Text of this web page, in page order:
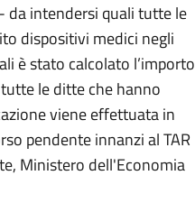
da intendersi quali tutte le
dispositivi medici negli
è stato calcolato l’importo
le ditte che hanno
viene effettuata in
pendente innanzi al TAR
Ministero dell'Economia